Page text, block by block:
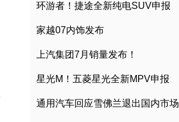
环游者！捷途全新纯电SUV申报
家越07内饰发布
上汽集团7月销量发布！
星光M！五菱星光全新MPV申报
通用汽车回应雪佛兰退出国内市场